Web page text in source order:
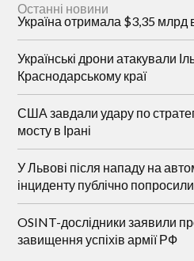
Останні новини
Україна отримала $3,35 млрд
Українські дрони атакували
Краснодарському краї
США завдали удару по
мосту в Ірані
У Львові після нападу на
інциденту публічно
OSINT-дослідники заявили
завищення успіхів армії РФ